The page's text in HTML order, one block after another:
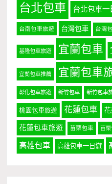
台北包車 台北包車一
台南包車旅遊 台灣包車 台灣
基隆包車旅遊 宜蘭包車
宜蘭包車推薦 宜蘭包車
彰化包車旅遊 新竹包車 新竹包車
桃園包車旅遊 花蓮包車
花蓮包車旅遊 苗栗包車 苗
高雄包車 高雄包車一日遊